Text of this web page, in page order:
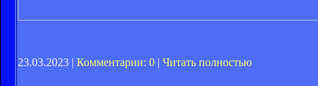
23.03.2023 | Комментарии: 0 | Читать полностью